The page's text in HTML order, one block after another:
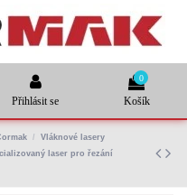
Přihlásit se
0
Košík
Vláknové lasery
laser pro řezání